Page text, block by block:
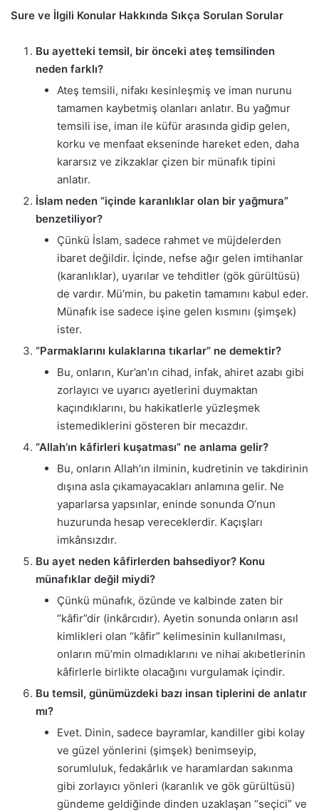
Sure ve İlgili Konular Hakkında Sıkça Sorulan Sorular
Bu ayetteki temsil, bir önceki ateş temsilinden
neden farklı?
Ateş temsili, nifakı kesinleşmiş ve iman nurunu
tamamen kaybetmiş olanları anlatır. Bu yağmur
temsili ise, iman ile küfür arasında gidip gelen,
korku ve menfaat ekseninde hareket eden, daha
kararsız ve zikzaklar çizen bir münafık tipini
anlatır.
İslam neden “içinde karanlıklar olan bir yağmura”
benzetiliyor?
Çünkü İslam, sadece rahmet ve müjdelerden
ibaret değildir. İçinde, nefse ağır gelen imtihanlar
(karanlıklar), uyarılar ve tehditler (gök gürültüsü)
de vardır. Mü’min, bu paketin tamamını kabul eder.
Münafık ise sadece işine gelen kısmını (şimşek)
ister.
“Parmaklarını kulaklarına tıkarlar” ne demektir?
Bu, onların, Kur’an’ın cihad, infak, ahiret azabı gibi
zorlayıcı ve uyarıcı ayetlerini duymaktan
kaçındıklarını, bu hakikatlerle yüzleşmek
istemediklerini gösteren bir mecazdır.
“Allah’ın kâfirleri kuşatması” ne anlama gelir?
Bu, onların Allah’ın ilminin, kudretinin ve takdirinin
dışına asla çıkamayacakları anlamına gelir. Ne
yaparlarsa yapsınlar, eninde sonunda O’nun
huzurunda hesap vereceklerdir. Kaçışları
imkânsızdır.
Bu ayet neden kâfirlerden bahsediyor? Konu
münafıklar değil miydi?
Çünkü münafık, özünde ve kalbinde zaten bir
“kâfir”dir (inkârcıdır). Ayetin sonunda onların asıl
kimlikleri olan “kâfir” kelimesinin kullanılması,
onların mü’min olmadıklarını ve nihai akıbetlerinin
kâfirlerle birlikte olacağını vurgulamak içindir.
Bu temsil, günümüzdeki bazı insan tiplerini de anlatır
mı?
Evet. Dinin, sadece bayramlar, kandiller gibi kolay
ve güzel yönlerini (şimşek) benimseyip,
sorumluluk, fedakârlık ve haramlardan sakınma
gibi zorlayıcı yönleri (karanlık ve gök gürültüsü)
gündeme geldiğinde dinden uzaklaşan “seçici” ve